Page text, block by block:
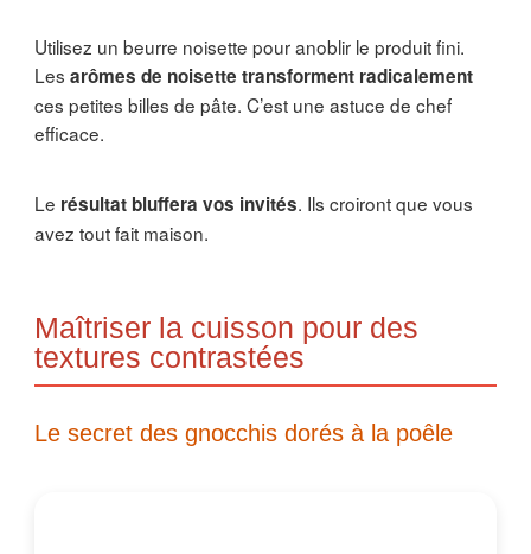
Utilisez un beurre noisette pour anoblir le produit fini.
Les arômes de noisette transforment radicalement
ces petites billes de pâte. C’est une astuce de chef
efficace.
Le résultat bluffera vos invités. Ils croiront que vous
avez tout fait maison.
Maîtriser la cuisson pour des
textures contrastées
Le secret des gnocchis dorés à la poêle